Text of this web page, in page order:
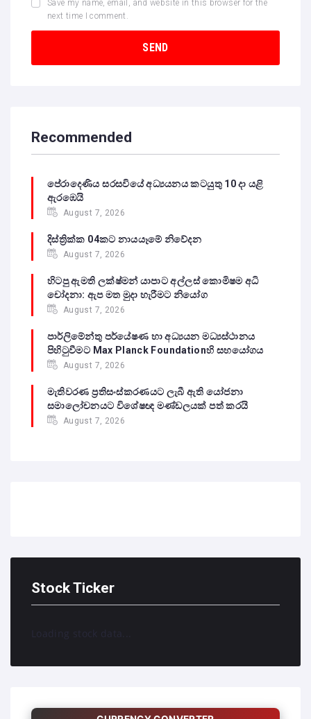
Save my name, email, and website in this browser for the
next time I comment.
Recommended
පේරාදෙණිය සරසවියේ අධ්‍යයනය කටයුතු 10 දා යළි
ඇරඹෙයි
August 7, 2026
දිස්ත්‍රික්ක 04කට නායයෑමේ නිවේදන
August 7, 2026
හිටපු ඇමති ලක්ෂ්මන් යාපාට අල්ලස් කොමිෂම අධි
චෝදනා: ඇප මත මුදා හැරීමට නියෝග
August 7, 2026
පාර්ලිමේන්තු පර්යේෂණ හා අධ්‍යයන මධ්‍යස්ථානය
පිහිටුවීමට Max Planck Foundationහි සහයෝගය
August 7, 2026
මැතිවරණ ප්‍රතිසංස්කරණයට ලැබී ඇති යෝජනා
සමාලෝචනයට විශේෂඥ මණ්ඩලයක් පත් කරයි
August 7, 2026
Stock Ticker
Loading stock data...